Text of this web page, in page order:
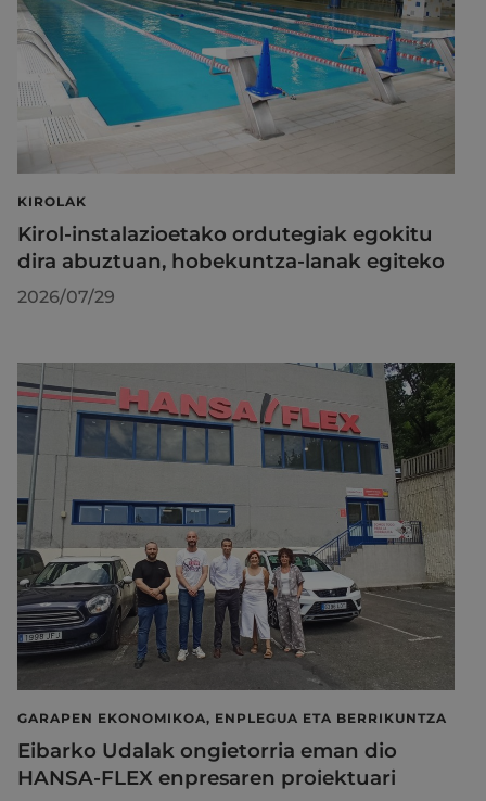
KIROLAK
Kirol-instalazioetako ordutegiak egokitu
dira abuztuan, hobekuntza-lanak egiteko
2026/07/29
GARAPEN EKONOMIKOA, ENPLEGUA ETA BERRIKUNTZA
Eibarko Udalak ongietorria eman dio
HANSA-FLEX enpresaren proiektuari